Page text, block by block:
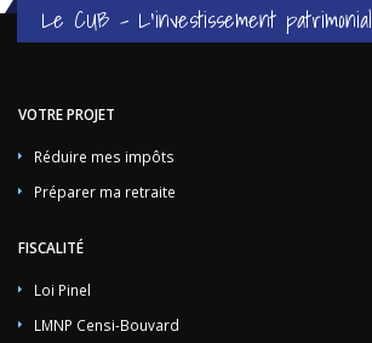
Le CUB - L'investissement patrimonial
VOTRE PROJET
Réduire mes impôts
Préparer ma retraite
FISCALITÉ
Loi Pinel
LMNP Censi-Bouvard